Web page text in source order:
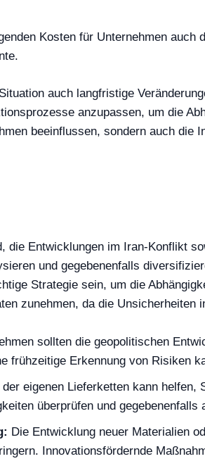
Kosten für Unternehmen
auch langfristige
anzupassen, um die
beeinflussen, sondern auch
Entwicklungen im Iran-Konflikt
und gegebenenfalls
Strategie sein, um die
zunehmen, da die
sollten die geopolitischen
frühzeitige Erkennung von Risiken
der eigenen Lieferketten kann
überprüfen und gegebenenfalls
Die Entwicklung neuer Materialien
Innovationsfördernde